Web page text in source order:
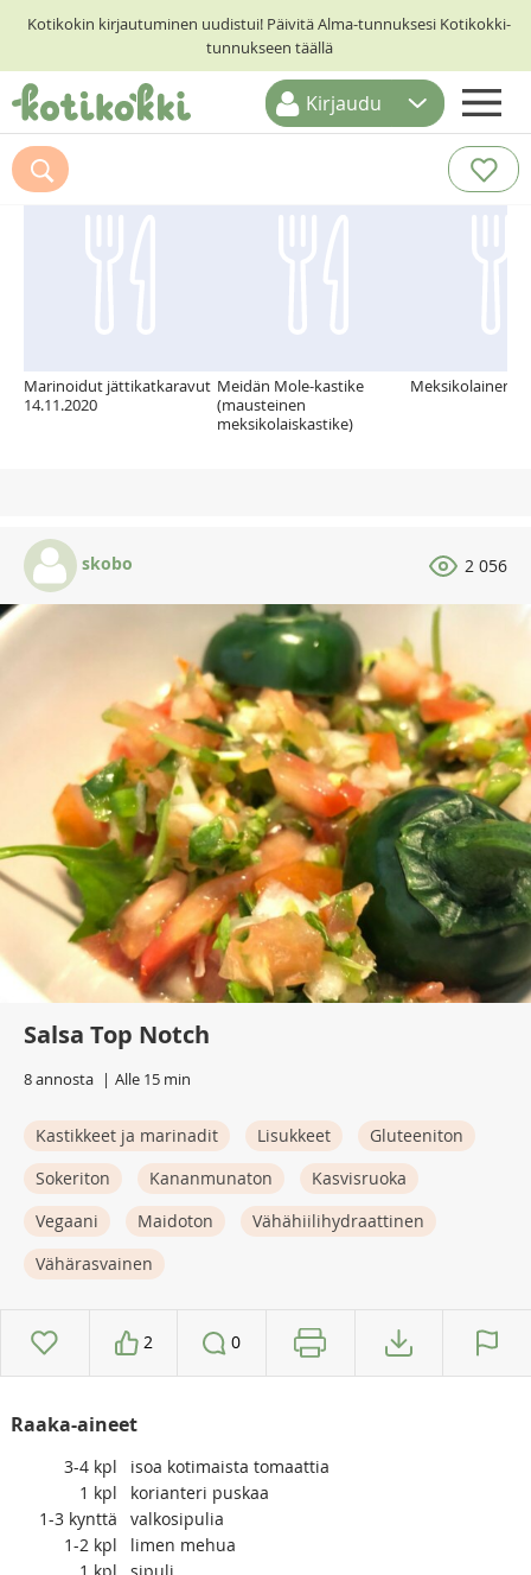
Kotikokin kirjautuminen uudistui! Päivitä Alma-tunnuksesi Kotikokki-
tunnukseen täällä
ETUSIVU
RESEPTIHAKU
Kirjaudu
Suosittelemme myös
Marinoidut jättikatkaravut
14.11.2020
Meidän Mole-kastike
(mausteinen
meksikolaiskastike)
Meksikolainen
skobo 2 056
Salsa Top Notch
8 annosta Alle 15 min
Kastikkeet ja marinadit Lisukkeet
Gluteeniton
Sokeriton
Kananmunaton
Kasvisruoka
Vegaani
Maidoton
Vähähiilihydraattinen
Vähärasvainen
2 0
Raaka-aineet
3-4 kpl
isoa kotimaista tomaattia
1 kpl
korianteri puskaa
1-3 kynttä
valkosipulia
1-2 kpl
limen mehua